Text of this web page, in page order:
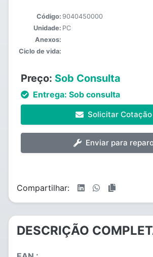
Código: 9040450000
Unidade: PC
Anexos:
Ciclo de vida:
Preço: Sob Consulta
Entrega: Sob consulta
Solicitar Cotação
Enviar para
Compartilhar:
DESCRIÇÃO